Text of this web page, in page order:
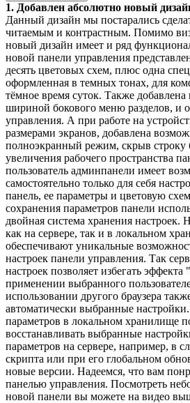
1. Добавлен абсолютно новый
Данный дизайн мы постарались
читаемым и контрастным. Помимо
новый дизайн имеет и ряд
новой панели управления
десять цветовых схем, плюс одна
оформленная в темных тонах, для
тёмное время суток. Также добавлена
шириной бокового меню разделов, и
управления. А при работе на
размерами экранов, добавлена
полноэкранный режим, скрыв строку
увеличения рабочего пространства
пользователь админпанели имеет
самостоятельно только для себя
панель, ее параметры и цветовую
сохранения параметров панели
двойная система хранения настроек.
как на сервере, так и в локальном
обеспечивают уникальные
настроек панели управления. Так
настроек позволяет избегать
применении выбранного
использовании другого браузера
автоматически выбранные
параметров в локальном хранилище
восстанавливать выбранные
параметров на сервере, например, в
скрипта или при его глобальном
новые версии. Надеемся, что вам
панелью управления. Посмотреть
новой панели вы можете на видео